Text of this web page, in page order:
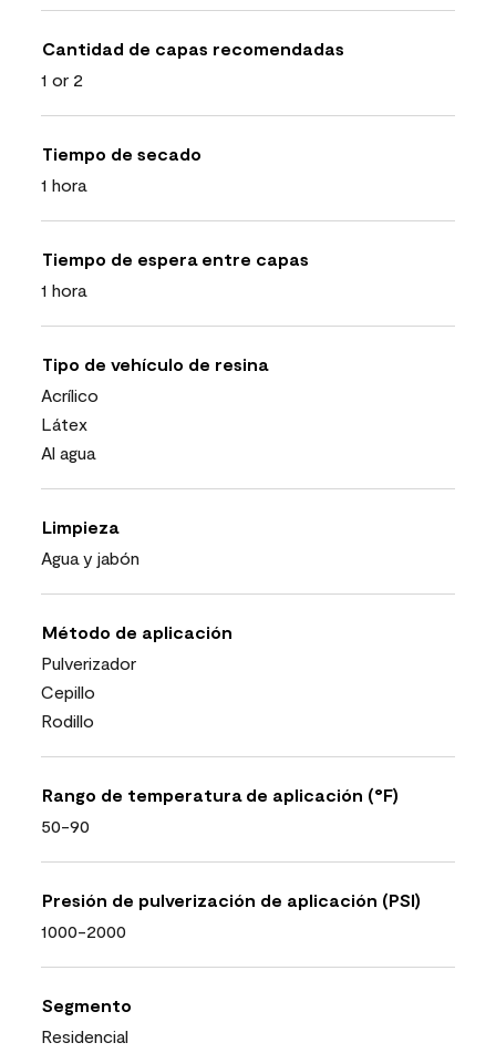
Cantidad de capas recomendadas
1 or 2
Tiempo de secado
1 hora
Tiempo de espera entre capas
1 hora
Tipo de vehículo de resina
Acrílico
Látex
Al agua
Limpieza
Agua y jabón
Método de aplicación
Pulverizador
Cepillo
Rodillo
Rango de temperatura de aplicación (°F)
50-90
Presión de pulverización de aplicación (PSI)
1000-2000
Segmento
Residencial